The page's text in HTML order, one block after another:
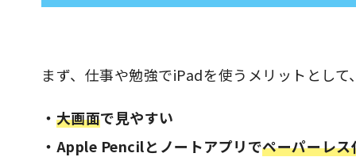
まず、仕事や勉強でiPadを使うメリットとして、
・ 大画面で見やすい
・Apple Pencilとノートアプリでペーパーレス